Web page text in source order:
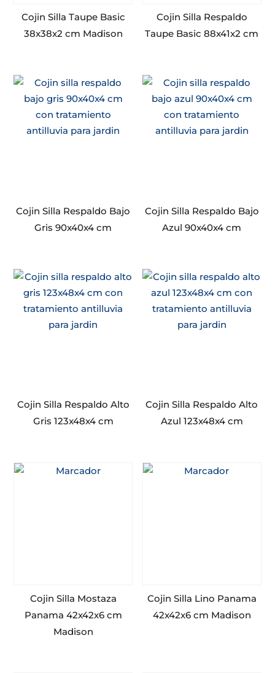
Cojin Silla Taupe Basic
38x38x2 cm Madison
Cojin Silla Respaldo
Taupe Basic 88x41x2 cm
Cojin Silla Respaldo Bajo
Gris 90x40x4 cm
Cojin Silla Respaldo Bajo
Azul 90x40x4 cm
Cojin Silla Respaldo Alto
Gris 123x48x4 cm
Cojin Silla Respaldo Alto
Azul 123x48x4 cm
Cojin Silla Mostaza
Panama 42x42x6 cm
Madison
Cojin Silla Lino Panama
42x42x6 cm Madison